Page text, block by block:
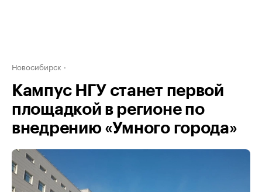
Новосибирск
Кампус НГУ станет первой
площадкой в регионе по
внедрению «Умного города»